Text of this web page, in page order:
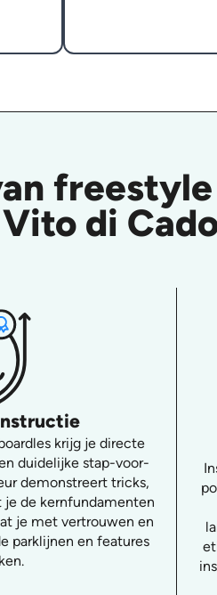
di
krijg je directe
duidelijke stap-voor-
demonstreert tricks,
de kernfundamenten
je met vertrouwen en
parklijnen en features